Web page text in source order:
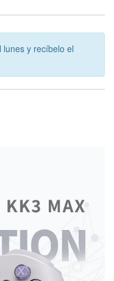
lunes y recíbelo el